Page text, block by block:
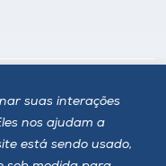
suas interações
nos ajudam a
está sendo usado,